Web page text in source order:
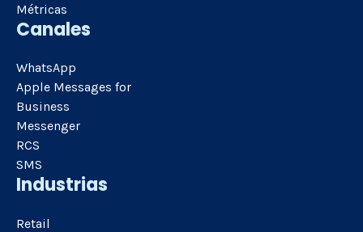
Métricas
Canales
WhatsApp
Apple Messages for
Business
Messenger
RCS
SMS
Industrias
Retail